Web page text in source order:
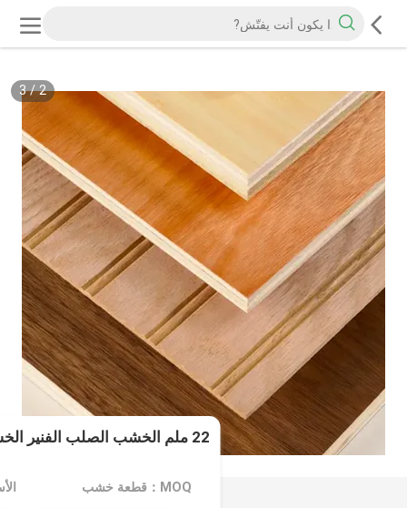
2
/
3
22 ملم الخشب الصلب الفنير الخشب المقلد
MOQ：قطعة خشب